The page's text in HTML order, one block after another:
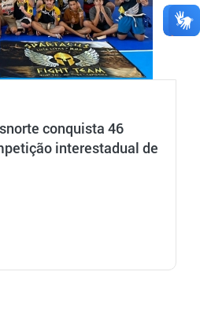
conquista 46
interestadual de